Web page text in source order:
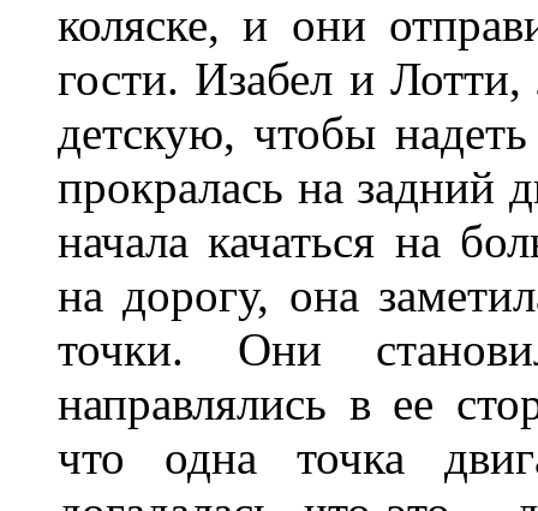
коляске, и они
гости. Изабел и
детскую, чтобы
прокралась на задний
начала качаться на
на дорогу, она
точки. Они
направлялись в ее
что одна точка